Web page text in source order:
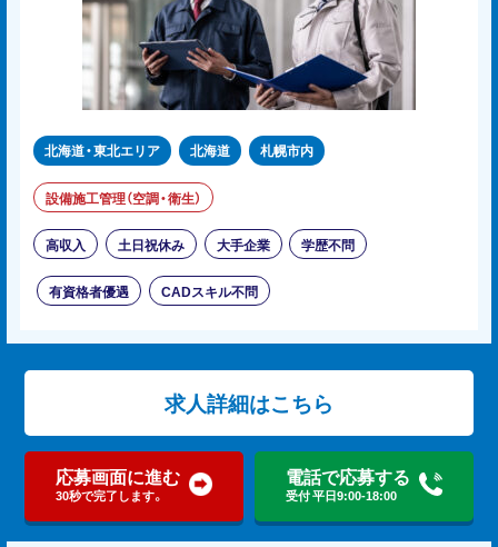
北海道・東北エリア 北海道 札幌市内
設備施工管理（空調・衛生）
高収入 土日祝休み 大手企業 学歴不問
有資格者優遇 CADスキル不問
求人詳細はこちら
応募画面に進む
30秒で完了します。
電話で応募する
受付 平日9:00-18:00